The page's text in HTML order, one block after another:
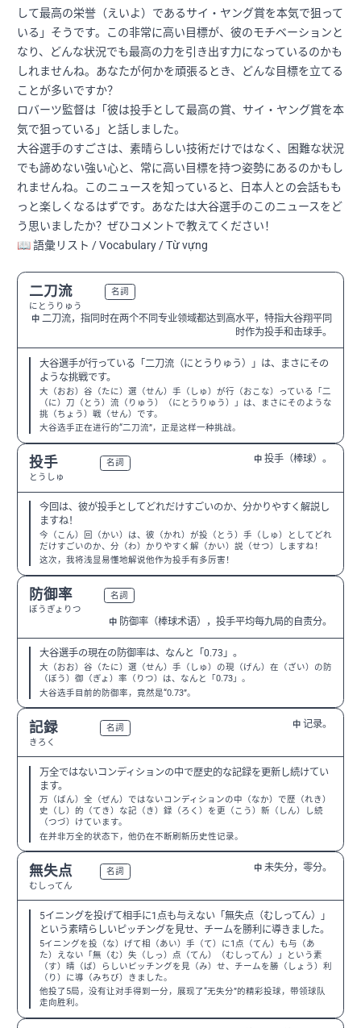
して最高の栄誉（えいよ）であるサイ・ヤング賞を本気で狙って
いる」そうです。この非常に高い目標が、彼のモチベーションと
なり、どんな状況でも最高の力を引き出す力になっているのかも
しれませんね。あなたが何かを頑張るとき、どんな目標を立てる
ことが多いですか？
ロバーツ監督は「彼は投手として最高の賞、サイ・ヤング賞を本
気で狙っている」と話しました。
大谷選手のすごさは、素晴らしい技術だけではなく、困難な状況
でも諦めない強い心と、常に高い目標を持つ姿勢にあるのかもし
れませんね。このニュースを知っていると、日本人との会話もも
っと楽しくなるはずです。あなたは大谷選手のこのニュースをど
う思いましたか？ぜひコメントで教えてください！
📖 語彙リスト / Vocabulary / Từ vựng
二刀流
にとうりゅう
名詞
中 二刀流，指同时在两个不同专业领域都达到高水平，特指大谷翔平同
时作为投手和击球手。
大谷選手が行っている「二刀流（にとうりゅう）」は、まさにその
ような挑戦です。
大（おお）谷（たに）選（せん）手（しゅ）が行（おこな）っている「二
（に）刀（とう）流（りゅう）（にとうりゅう）」は、まさにそのような
挑（ちょう）戦（せん）です。
大谷选手正在进行的“二刀流”，正是这样一种挑战。
投手
とうしゅ
名詞 中 投手（棒球）。
今回は、彼が投手としてどれだけすごいのか、分かりやすく解説し
ますね！
今（こん）回（かい）は、彼（かれ）が投（とう）手（しゅ）としてどれ
だけすごいのか、分（わ）かりやすく解（かい）説（せつ）しますね！
这次，我将浅显易懂地解说他作为投手有多厉害！
防御率
ぼうぎょりつ
名詞
中 防御率（棒球术语），投手平均每九局的自责分。
大谷選手の現在の防御率は、なんと「0.73」。
大（おお）谷（たに）選（せん）手（しゅ）の現（げん）在（ざい）の防
（ぼう）御（ぎょ）率（りつ）は、なんと「0.73」。
大谷选手目前的防御率，竟然是“0.73”。
記録
きろく
名詞 中 记录。
万全ではないコンディションの中で歴史的な記録を更新し続けてい
ます。
万（ばん）全（ぜん）ではないコンディションの中（なか）で歴（れき）
史（し）的（てき）な記（き）録（ろく）を更（こう）新（しん）し続
（つづ）けています。
在并非万全的状态下，他仍在不断刷新历史性记录。
無失点
むしってん
名詞 中 未失分，零分。
5イニングを投げて相手に1点も与えない「無失点（むしってん）」
という素晴らしいピッチングを見せ、チームを勝利に導きました。
5イニングを投（な）げて相（あい）手（て）に1点（てん）も与（あ
た）えない「無（む）失（しっ）点（てん）（むしってん）」という素
（す）晴（ば）らしいピッチングを見（み）せ、チームを勝（しょう）利
（り）に導（みちび）きました。
他投了5局，没有让对手得到一分，展现了“无失分”的精彩投球，带领球队
走向胜利。